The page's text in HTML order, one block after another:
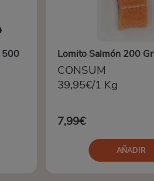
500 Lomito Salmón 200 Gr
CONSUM
39,95€/1 Kg
7,99€
AÑADIR